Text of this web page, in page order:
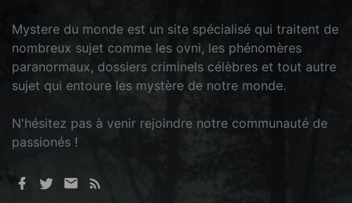
Mystere du monde est un site spécialisé qui traitent de
nombreux sujet comme les ovni, les phénomères
paranormaux, dossiers criminels célèbres et tout autre
sujet qui entoure les mystère de notre monde.
N'hésitez pas à venir rejoindre notre communauté de
passionés !